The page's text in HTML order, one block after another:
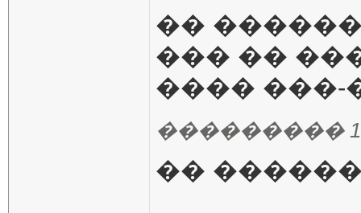
��
��� ��
���� ���-
���������
��